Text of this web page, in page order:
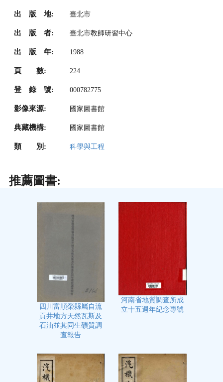
出 版 地: 臺北市
出 版 者: 臺北市教師研習中心
出 版 年: 1988
頁 數: 224
登 錄 號: 000782775
影像來源: 國家圖書館
典藏機構: 國家圖書館
類 別: 科學與工程
推薦圖書:
四川富順榮縣屬自流
貢井地方天然瓦斯及
石油並其同生礦質調
查報告
河南省地質調查所成
立十五週年紀念專號